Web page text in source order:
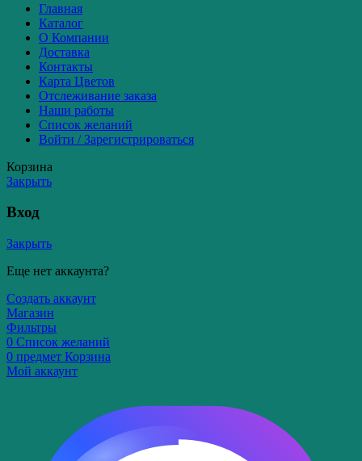
Главная
Каталог
О Компании
Доставка
Контакты
Карта Цветов
Отслеживание заказа
Наши работы
Список желаний
Войти / Зарегистрироваться
Корзина
Закрыть
Вход
Закрыть
Еще нет аккаунта?
Создать аккаунт
Магазин
Фильтры
0 Список желаний
0 предмет Корзина
Мой аккаунт